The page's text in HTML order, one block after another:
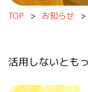
TOP > お知らせ >
活用しないとも